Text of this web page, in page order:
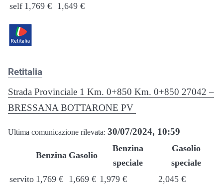
self 1,769 € 1,649 €
Retitalia
Strada Provinciale 1 Km. 0+850 Km. 0+850 27042 –
BRESSANA BOTTARONE PV
Ultima comunicazione rilevata: 30/07/2024, 10:59
Benzina Gasolio
Benzina
speciale
Gasolio
speciale
servito 1,769 € 1,669 € 1,979 €
2,045 €